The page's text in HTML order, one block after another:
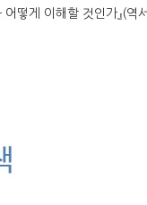
떻게 이해할 것인가』(역